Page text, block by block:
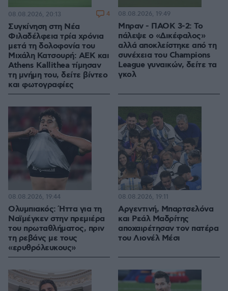
Συγκίνηση στη Νέα
Φιλαδέλφεια τρία χρόνια
μετά τη δολοφονία του
Μιχάλη Κατσουρή: ΑΕΚ και
Athens Kallithea τίμησαν
τη μνήμη του, δείτε βίντεο
και φωτογραφίες
08.08.2026, 20:13 4
Μπραν - ΠΑΟΚ 3-2: Το
πάλεψε ο «Δικέφαλος»
αλλά αποκλείστηκε από τη
συνέχεια του Champions
League γυναικών, δείτε τα
γκολ
08.08.2026, 19:49
Ολυμπιακός: Ήττα για τη
Ναϊμέγκεν στην πρεμιέρα
του πρωταθλήματος, πριν
τη ρεβάνς με τους
«ερυθρόλευκους»
08.08.2026, 19:44
Αργεντινή, Μπαρτσελόνα
και Ρεάλ Μαδρίτης
αποχαιρέτησαν τον πατέρα
του Λιονέλ Μέσι
08.08.2026, 19:11